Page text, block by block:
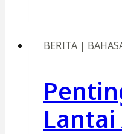
BERITA |
Lantai